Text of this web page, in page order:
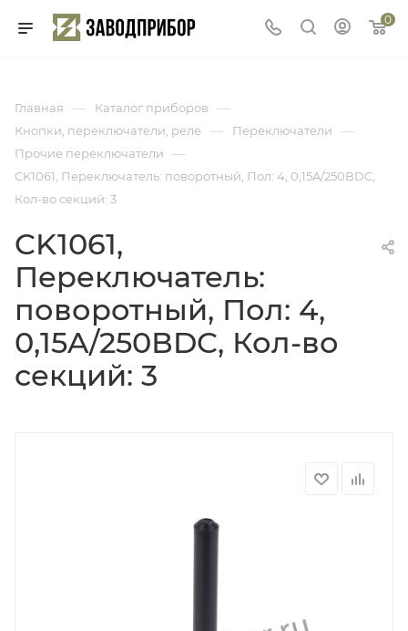
0
Главная — Каталог приборов —
Кнопки, переключатели, реле — Переключатели —
Прочие переключатели —
CK1061, Переключатель: поворотный, Пол: 4, 0,15A/250ВDC,
Кол-во секций: 3
CK1061,
Переключатель:
поворотный, Пол: 4,
0,15A/250ВDC, Кол-во
секций: 3